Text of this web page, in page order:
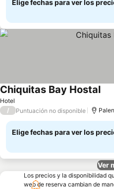
Elige fechas para ver los
Hotel
Chiquitas Bay HostalVer
/ Puntuación no disponible
Elige fechas para ver los
Ver
Los precios y la disponibilidad
web de reserva cambian de